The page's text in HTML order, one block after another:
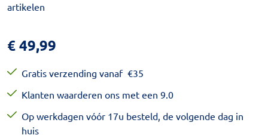
artikelen
€49,99
Gratis verzending vanaf €35
Klanten waarderen ons met een 9.0
Op werkdagen vóór 17u besteld, de volgende dag in
huis